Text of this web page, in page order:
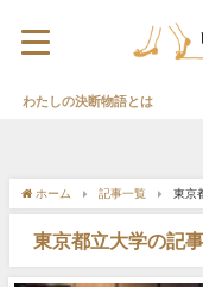
わたしの決断物語とは
ホーム 記事一覧 東京
東京都立大学の記